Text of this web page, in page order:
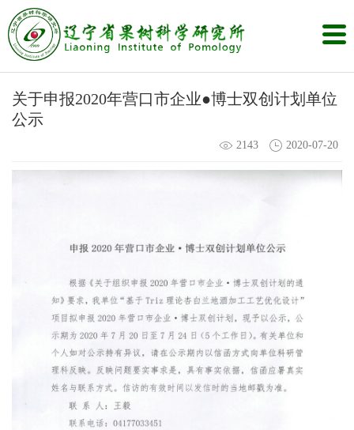
关于申报2020年营口市企业●博士双创计划单位
公示
2143 2020-07-20